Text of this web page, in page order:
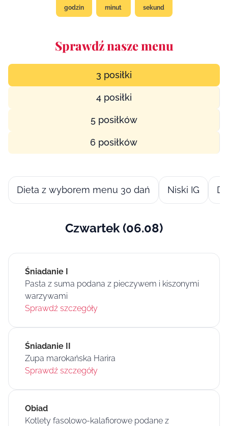
godzin minut sekund
Sprawdź nasze menu
3 posiłki
4 posiłki
5 posiłków
6 posiłków
Dieta z wyborem menu 30 dań Niski IG
Czwartek (06.08)
Śniadanie I
Pasta z suma podana z pieczywem i kiszonymi
warzywami
Sprawdź szczegóły
Śniadanie II
Zupa marokańska Harira
Sprawdź szczegóły
Obiad
Kotlety fasolowo-kalafiorowe podane z